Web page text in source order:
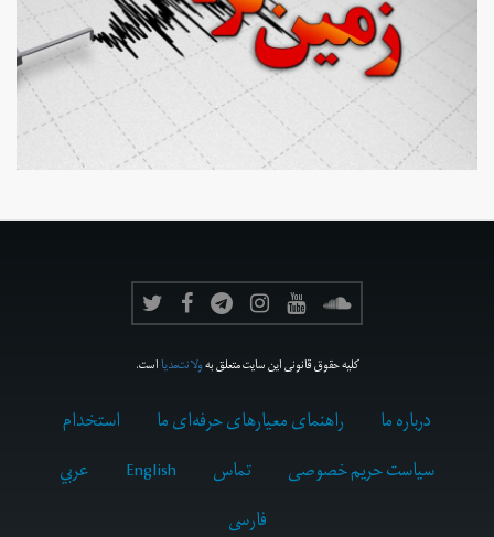
کلیه حقوق قانونی این سایت متعلق بهولانت‌مدیااست.
درباره ما راهنمای معیارهای حرفه‌ای ما
استخدام
سیاست حریم خصوصی
تماس English
عربي
فارسى